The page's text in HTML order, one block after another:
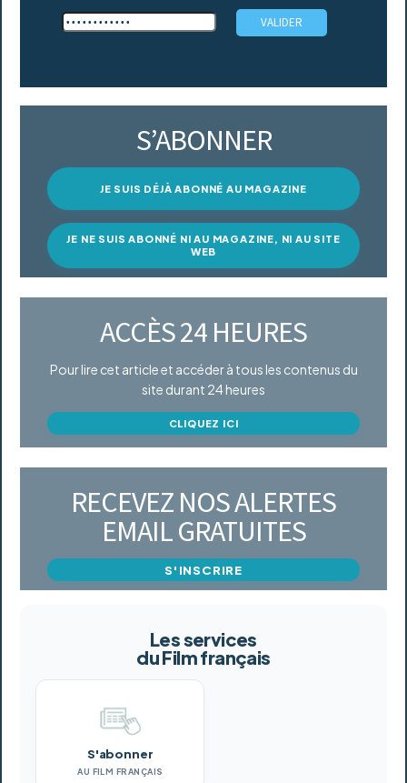
S’ABONNER
JE SUIS DÉJÀ ABONNÉ AU MAGAZINE
JE NE SUIS ABONNÉ NI AU MAGAZINE, NI AU SITE
WEB
ACCÈS 24 HEURES
Pour lire cet article et accéder à tous les contenus du
site durant 24 heures
CLIQUEZ ICI
RECEVEZ NOS ALERTES
EMAIL GRATUITES
S'INSCRIRE
Les services
du Film français
S'abonner
AU FILM FRANÇAIS